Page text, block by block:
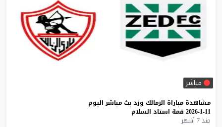
مباشر
مشاهدة مباراة الزمالك وزد بث مباشر اليوم
11-1-2026
قمة استاد السلام
منذ 7 أشهر